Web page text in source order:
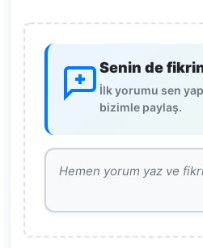
Senin de
İlk yorumu sen
bizimle paylaş.